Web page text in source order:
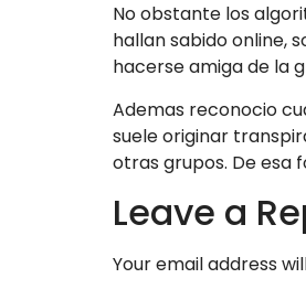
No obstante los
hallan sabido online,
hacerse amiga de la
Ademas reconocio
suele originar
otras grupos. De esa
Leave a
Your email address